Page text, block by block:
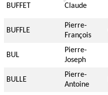
BUFFET Claude
BUFFLE
Pierre-
François
BUL
Pierre-
Joseph
BULLE
Pierre-
Antoine